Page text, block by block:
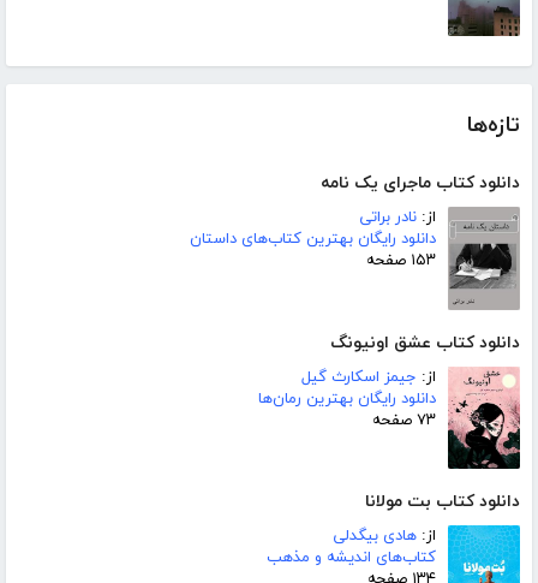
تازه‌ها
دانلود کتاب ماجرای یک نامه
از: نادر براتی
دانلود رایگان بهترین کتاب‌های داستان
۱۵۳ صفحه
دانلود کتاب عشق اونیونگ
از: جیمز اسکارث گیل
دانلود رایگان بهترین رمان‌ها
۷۳ صفحه
دانلود کتاب بت مولانا
از: هادی بیگدلی
کتاب‌های اندیشه و مذهب